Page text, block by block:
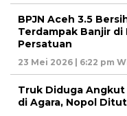
BPJN Aceh 3.5
Terdampak Banjir di
Persatuan
23 Mei 2026 | 6:22 pm
Truk Diduga
di Agara, Nopol